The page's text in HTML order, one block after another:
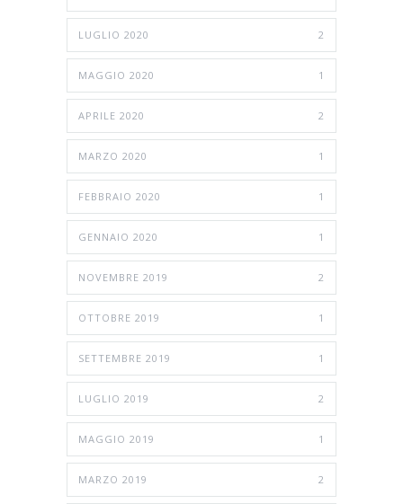
LUGLIO 2020 2
MAGGIO 2020 1
APRILE 2020 2
MARZO 2020 1
FEBBRAIO 2020 1
GENNAIO 2020 1
NOVEMBRE 2019 2
OTTOBRE 2019 1
SETTEMBRE 2019 1
LUGLIO 2019 2
MAGGIO 2019 1
MARZO 2019 2